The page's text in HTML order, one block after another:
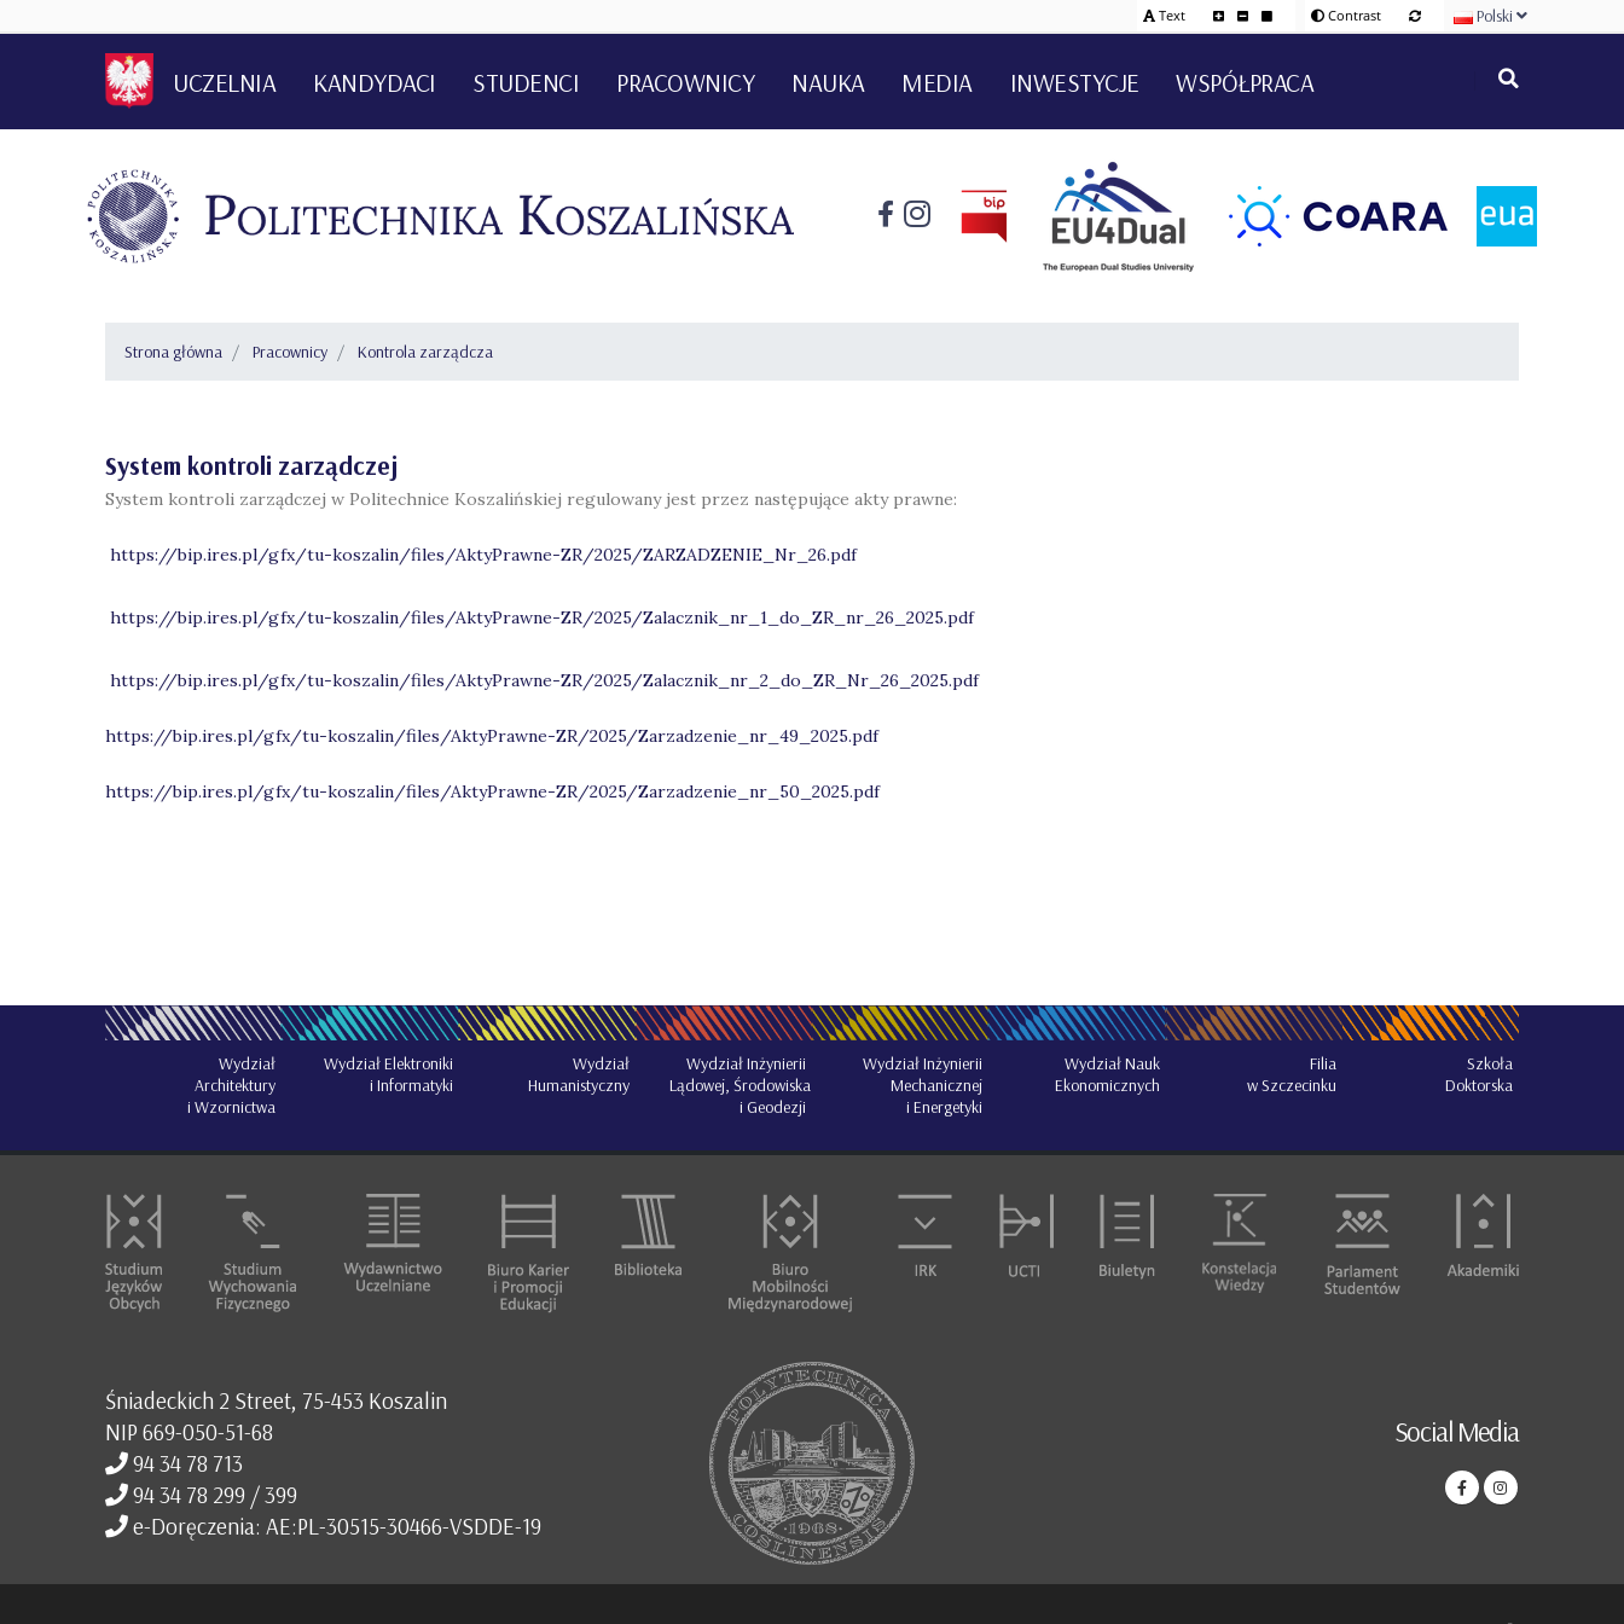
Text Contrast Polski
UCZELNIA KANDYDACI STUDENCI PRACOWNICY NAUKA MEDIA INWESTYCJE WSPÓŁPRACA
Strona główna Pracownicy Kontrola zarządcza
System kontroli zarządczej
System kontroli zarządczej w Politechnice Koszalińskiej regulowany jest przez następujące akty prawne:
https://bip.ires.pl/gfx/tu-koszalin/files/AktyPrawne-ZR/2025/ZARZADZENIE_Nr_26.pdf
https://bip.ires.pl/gfx/tu-koszalin/files/AktyPrawne-ZR/2025/Zalacznik_nr_1_do_ZR_nr_26_2025.pdf
https://bip.ires.pl/gfx/tu-koszalin/files/AktyPrawne-ZR/2025/Zalacznik_nr_2_do_ZR_Nr_26_2025.pdf
https://bip.ires.pl/gfx/tu-koszalin/files/AktyPrawne-ZR/2025/Zarzadzenie_nr_49_2025.pdf
https://bip.ires.pl/gfx/tu-koszalin/files/AktyPrawne-ZR/2025/Zarzadzenie_nr_50_2025.pdf
Wydział
Architektury
i Wzornictwa
Wydział Elektroniki
i Informatyki
Wydział
Humanistyczny
Wydział Inżynierii
Lądowej, Środowiska
i Geodezji
Wydział Inżynierii
Mechanicznej
i Energetyki
Wydział Nauk
Ekonomicznych
Filia
w Szczecinku
Szkoła
Doktorska
Śniadeckich 2 Street, 75-453 Koszalin
NIP 669-050-51-68
94 34 78 713
94 34 78 299 / 399
e-Doręczenia: AE:PL-30515-30466-VSDDE-19
Social Media